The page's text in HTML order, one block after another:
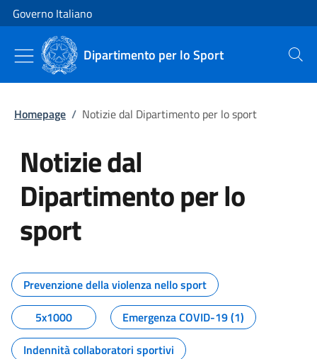
Vai al contenuto
Vai alla navigazione del sito
Governo Italiano
Dipartimento per lo Sport Cerca
Homepage / Notizie dal Dipartimento per lo sport
Notizie dal
Dipartimento per lo
sport
Tutti i contenuti della pagina
Prevenzione della violenza nello sport
5x1000
Emergenza COVID-19 (1)
Indennità collaboratori sportivi